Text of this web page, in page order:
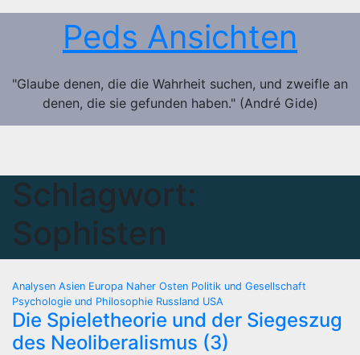
Zum
Peds Ansichten
"Glaube denen, die die Wahrheit suchen, und zweifle an
denen, die sie gefunden haben." (André Gide)
Schlagwort:
Sophisten
Analysen Asien Europa Naher Osten Politik und Gesellschaft
Psychologie und Philosophie Russland USA
Die Spieletheorie und der Siegeszug
des Neoliberalismus (3)